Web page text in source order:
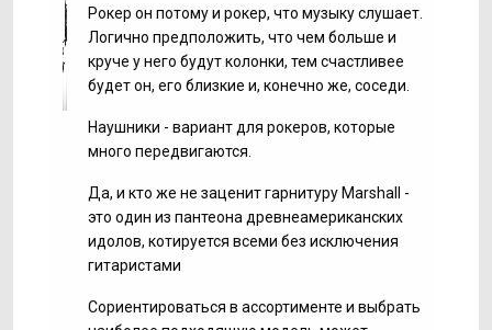
Рокер он потому и рокер, что музыку слушает.
Логично предположить, что чем больше и
круче у него будут колонки, тем счастливее
будет он, его близкие и, конечно же, соседи.
Наушники - вариант для рокеров, которые
много передвигаются.
Да, и кто же не заценит гарнитуру Marshall -
это один из пантеона древнеамериканских
идолов, котируется всеми без исключения
гитаристами
Сориентироваться в ассортименте и выбрать